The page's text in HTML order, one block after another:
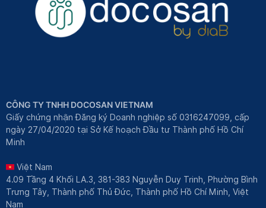
CÔNG TY TNHH DOCOSAN VIETNAM
Giấy chứng nhận Đăng ký Doanh nghiệp số 0316247099, cấp
ngày 27/04/2020 tại Sở Kế hoạch Đầu tư Thành phố Hồ Chí
Minh
Việt Nam
4.09 Tầng 4 Khối LA.3, 381-383 Nguyễn Duy Trinh, Phường Bình
Trưng Tây, Thành phố Thủ Đức, Thành phố Hồ Chí Minh, Việt
Nam